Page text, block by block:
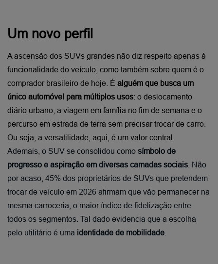
Um novo perfil
A ascensão dos SUVs grandes não diz respeito apenas à
funcionalidade do veículo, como também sobre quem é o
comprador brasileiro de hoje. É alguém que busca um
único automóvel para múltiplos usos: o deslocamento
diário urbano, a viagem em família no fim de semana e o
percurso em estrada de terra sem precisar trocar de carro.
Ou seja, a versatilidade, aqui, é um valor central.
Ademais, o SUV se consolidou como símbolo de
progresso e aspiração em diversas camadas sociais . Não
por acaso, 45% dos proprietários de SUVs que pretendem
trocar de veículo em 2026 afirmam que vão permanecer na
mesma carroceria, o maior índice de fidelização entre
todos os segmentos. Tal dado evidencia que a escolha
pelo utilitário é uma identidade de mobilidade